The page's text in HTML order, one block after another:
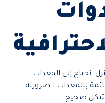
نحتاج إلى المعدات
بالمعدات الضرورية.
صحيح.